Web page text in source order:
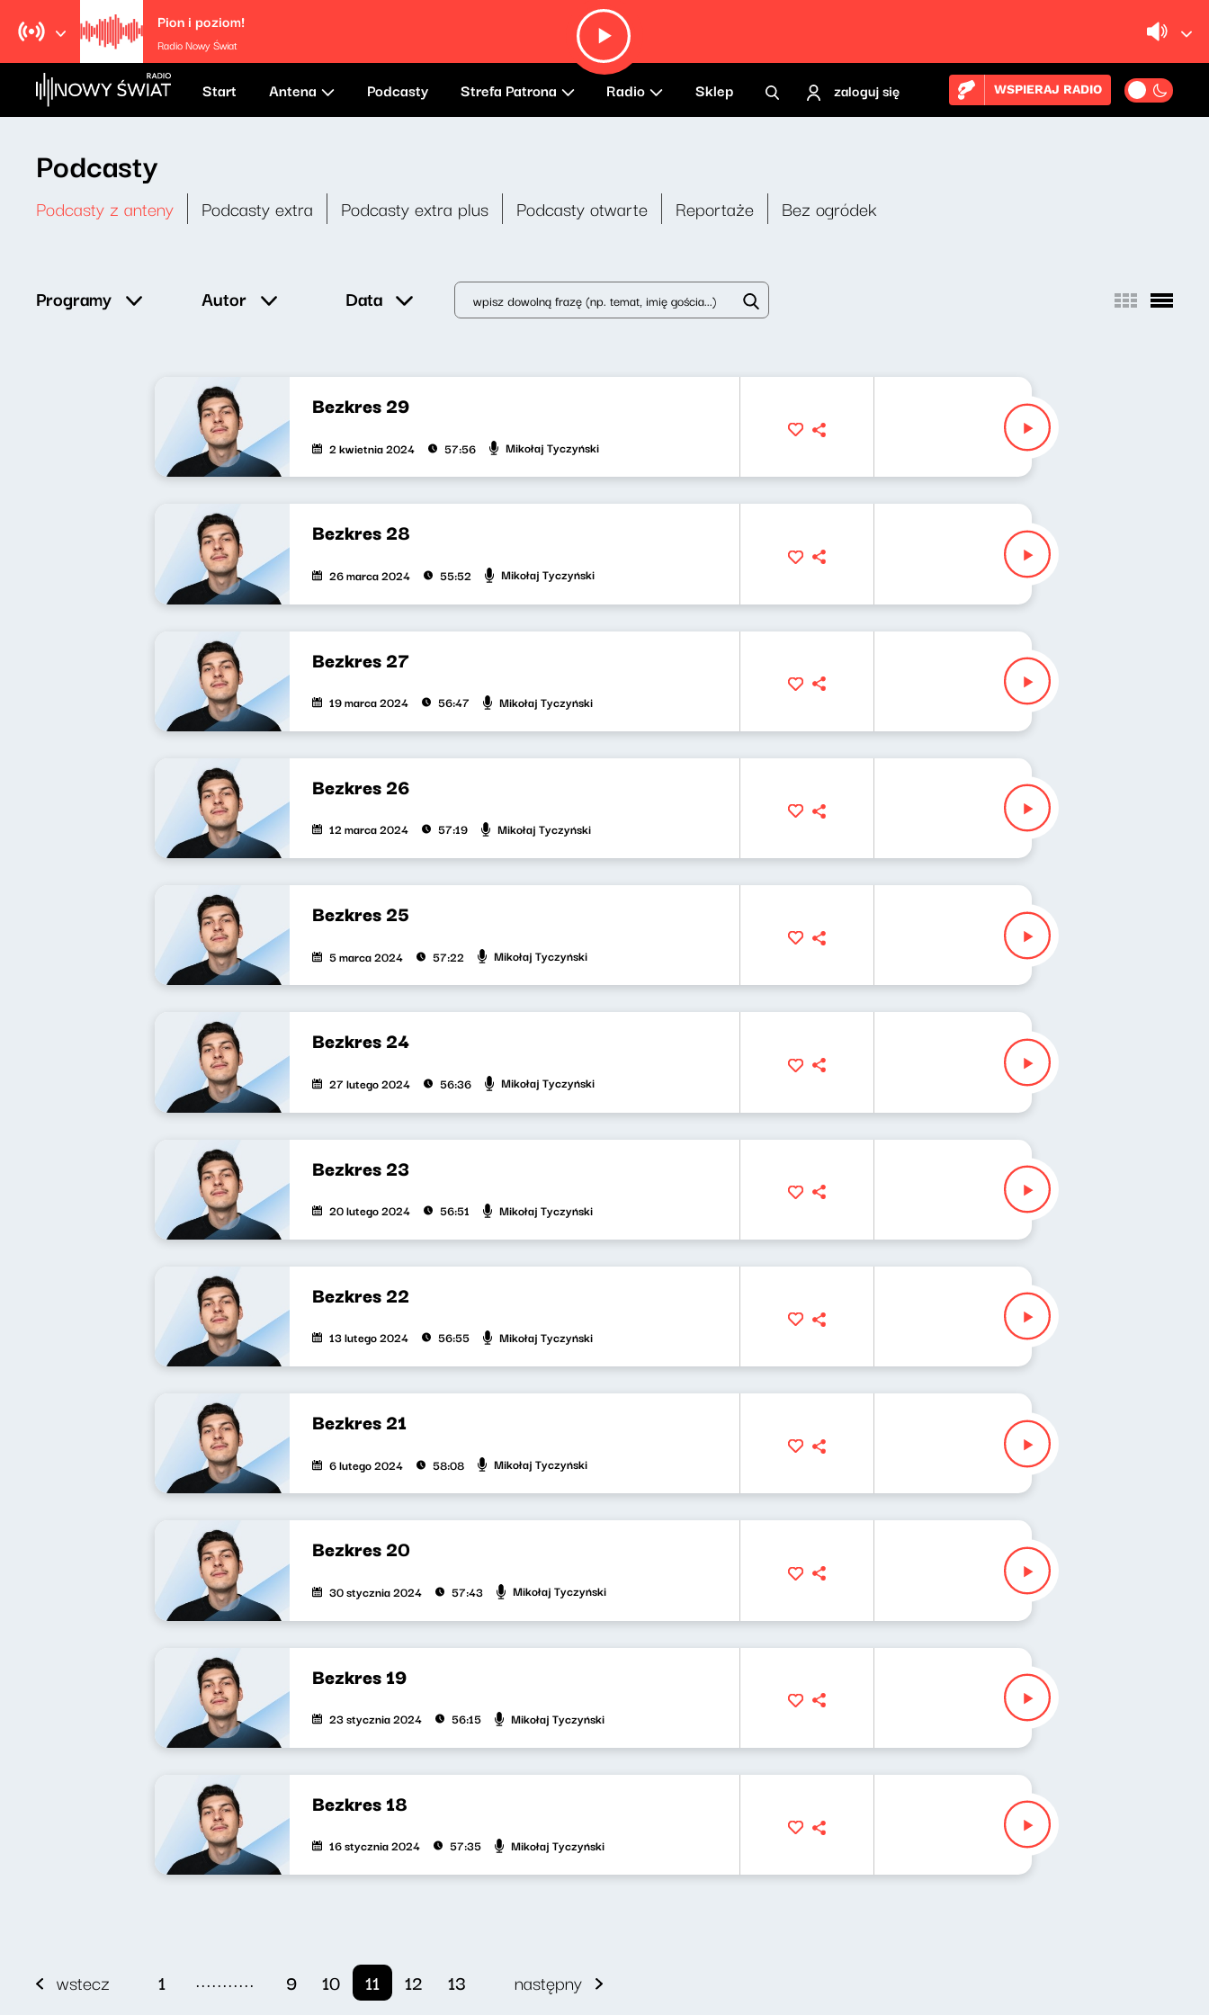
Pion i poziom!
Radio Nowy Świat
Start Antena Podcasty Strefa Patrona Radio Sklep zaloguj się WSPIERAJ RADIO
Podcasty
Podcasty z anteny Podcasty extra Podcasty extra plus Podcasty otwarte Reportaże Bez ogródek
Programy Autor Data
Bezkres 29
2 kwietnia 2024 57:56 Mikołaj Tyczyński
Bezkres 28
26 marca 2024 55:52 Mikołaj Tyczyński
Bezkres 27
19 marca 2024 56:47 Mikołaj Tyczyński
Bezkres 26
12 marca 2024 57:19 Mikołaj Tyczyński
Bezkres 25
5 marca 2024 57:22 Mikołaj Tyczyński
Bezkres 24
27 lutego 2024 56:36 Mikołaj Tyczyński
Bezkres 23
20 lutego 2024 56:51 Mikołaj Tyczyński
Bezkres 22
13 lutego 2024 56:55 Mikołaj Tyczyński
Bezkres 21
6 lutego 2024 58:08 Mikołaj Tyczyński
Bezkres 20
30 stycznia 2024 57:43 Mikołaj Tyczyński
Bezkres 19
23 stycznia 2024 56:15 Mikołaj Tyczyński
Bezkres 18
16 stycznia 2024 57:35 Mikołaj Tyczyński
wstecz 1 ........... 9 10 11 12 13 następny